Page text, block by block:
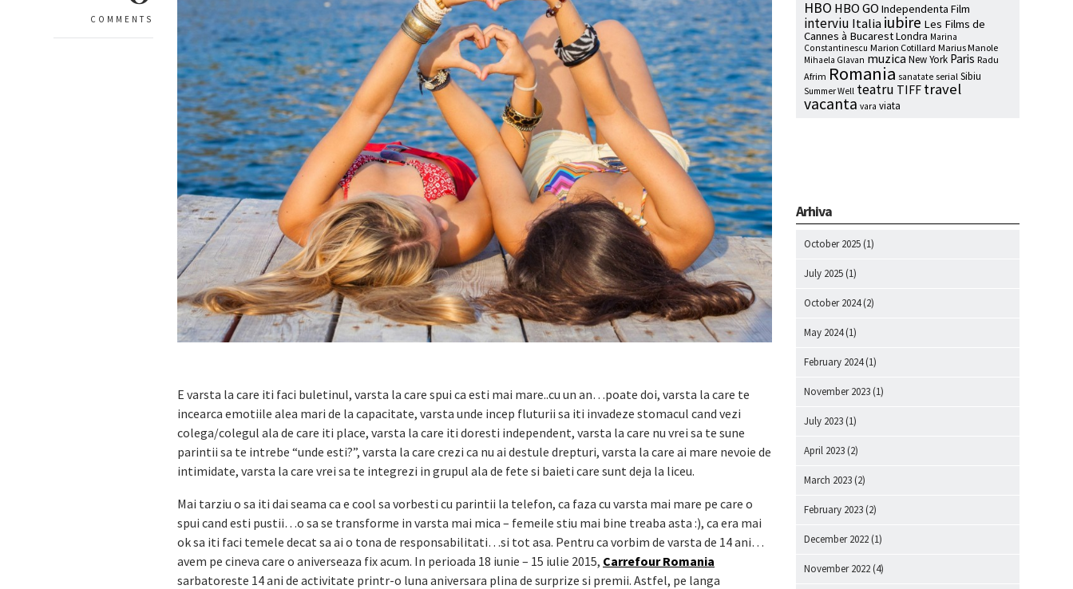
COMMENTS
E varsta la care iti faci buletinul, varsta la care spui ca esti mai mare..cu un an…poate doi, varsta la care te
incearca emotiile alea mari de la capacitate, varsta unde incep fluturii sa iti invadeze stomacul cand vezi
colega/colegul ala de care iti place, varsta la care iti doresti independent, varsta la care nu vrei sa te sune
parintii sa te intrebe “unde esti?”, varsta la care crezi ca nu ai destule drepturi, varsta la care ai mare nevoie de
intimidate, varsta la care vrei sa te integrezi in grupul ala de fete si baieti care sunt deja la liceu.
Mai tarziu o sa iti dai seama ca e cool sa vorbesti cu parintii la telefon, ca faza cu varsta mai mare pe care o
spui cand esti pustii…o sa se transforme in varsta mai mica – femeile stiu mai bine treaba asta :), ca era mai
ok sa iti faci temele decat sa ai o tona de responsabilitati…si tot asa. Pentru ca vorbim de varsta de 14 ani…
avem pe cineva care o aniverseaza fix acum. In perioada 18 iunie – 15 iulie 2015, Carrefour Romania
sarbatoreste 14 ani de activitate printr-o luna aniversara plina de surprize si premii. Astfel, pe langa
HBO HBO GO Independenta Film
interviu Italiaiubire Les Films de
Cannes à BucarestLondra Marina
Constantinescu Marion Cotillard Marius Manole
Mihaela Glavan muzica New York Paris Radu
Afrim Romania sanatate serial Sibiu
Summer Well teatru TIFF travel
vacanta vara viata
Arhiva
October 2025 (1)
July 2025 (1)
October 2024(2)
May 2024(1)
February 2024(1)
November 2023 (1)
July 2023 (1)
April 2023 (2)
March 2023 (2)
February 2023 (2)
December 2022 (1)
November 2022 (4)